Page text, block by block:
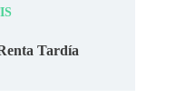
Tardía